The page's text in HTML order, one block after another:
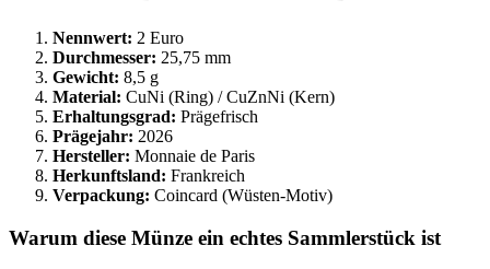
Nennwert: 2 Euro
Durchmesser: 25,75 mm
Gewicht: 8,5 g
Material: CuNi (Ring) / CuZnNi (Kern)
Erhaltungsgrad: Prägefrisch
Prägejahr: 2026
Hersteller: Monnaie de Paris
Herkunftsland: Frankreich
Verpackung: Coincard (Wüsten-Motiv)
Warum diese Münze ein echtes Sammlerstück ist